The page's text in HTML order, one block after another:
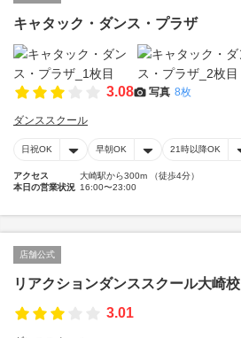
キャタック・ダンス・プラザ
3.08 写真 8枚
ダンススクール
日祝OK 早朝OK 21時以降OK
アクセス
大崎駅から300m （徒歩4分）
本日の営業状況 16:00〜23:00
店舗公式
リアクションダンススクール大崎校
3.01